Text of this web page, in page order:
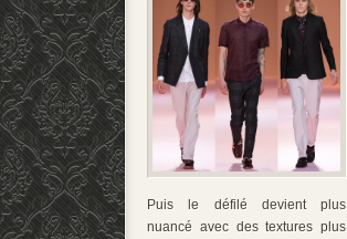
Puis le défilé devient plus
nuancé avec des textures plus